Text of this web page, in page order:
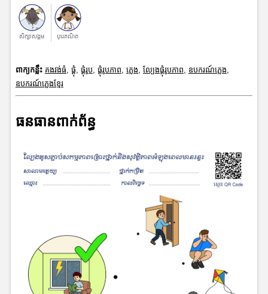
សិក្សាសង្គម បុរេគណិត
ពាក្យកន្លឹះ គងវង់ធំ, ផ្គុំ, ផ្គុំរូប, ផ្គុំរូបភាព, ភ្លេង, ល្បែងផ្គុំរូបភាព, ឧបករណ៍ភ្លេង,
ឧបករណ៍ភ្លេងខ្មែរ
ធនធានពាក់ព័ន្ធ